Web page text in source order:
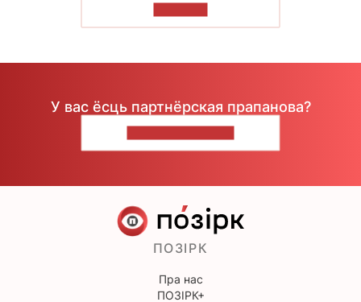
У вас ёсць партнёрская прапанова?
ПОЗІРК
Пра нас
ПОЗІРК+